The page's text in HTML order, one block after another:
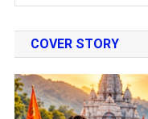
COVER STORY